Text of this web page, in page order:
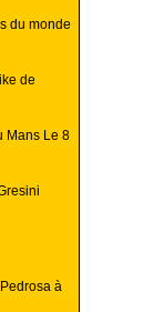
du monde
de
Mans Le 8
à